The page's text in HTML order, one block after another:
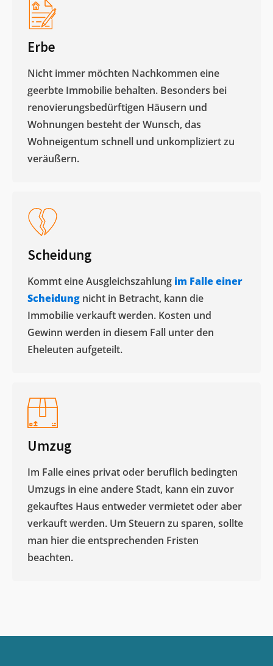
Erbe
Nicht immer möchten Nachkommen eine
geerbte Immobilie behalten. Besonders bei
renovierungsbedürftigen Häusern und
Wohnungen besteht der Wunsch, das
Wohneigentum schnell und unkompliziert zu
veräußern. ​
Scheidung
Kommt eine Ausgleichszahlung im Falle einer
Scheidung nicht in Betracht, kann die
Immobilie verkauft werden. Kosten und
Gewinn werden in diesem Fall unter den
Eheleuten aufgeteilt.​
Umzug
Im Falle eines privat oder beruflich bedingten
Umzugs in eine andere Stadt, kann ein zuvor
gekauftes Haus entweder vermietet oder aber
verkauft werden. Um Steuern zu sparen, sollte
man hier die entsprechenden Fristen
beachten.